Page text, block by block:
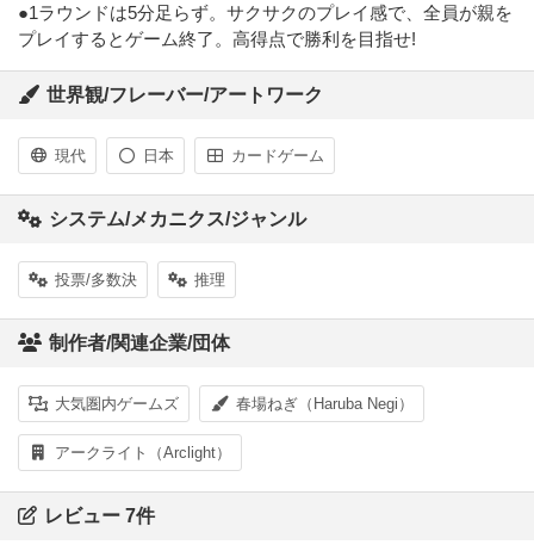
●1ラウンドは5分足らず。サクサクのプレイ感で、全員が親を
プレイするとゲーム終了。高得点で勝利を目指せ!
世界観/フレーバー/アートワーク
現代 日本 カードゲーム
システム/メカニクス/ジャンル
投票/多数決 推理
制作者/関連企業/団体
大気圏内ゲームズ 春場ねぎ（Haruba Negi）
アークライト（Arclight）
レビュー 7件